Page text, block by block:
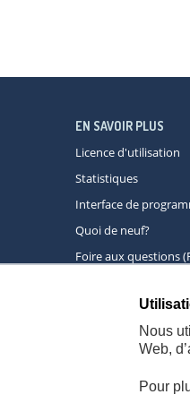
Nous
Web,
Pour
EN SAVOIR PLUS
Licence d'utilisation
Statistiques
Interface de
Quoi de neuf?
Foire aux questions